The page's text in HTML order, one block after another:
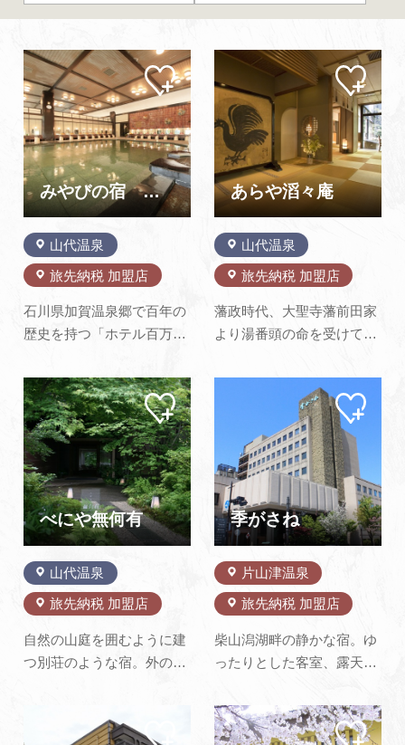
パンフレットダウンロード
よくあるご質問・お問い合わせ
プライバシーポリシー
みやびの宿 加賀百万石
山代温泉
旅先納税 加盟店
石川県加賀温泉郷で百年の
歴史を持つ「ホテル百万
「山代温泉みやびの宿 加
賀百万石」としてリニュー
アルオープンいたしまし
た。壮大なスケールに微妙
な起伏をもつ四季の美しい
純石庭日本庭園。季節に合
わせた地元の食材をふんだ
んに使った美…
マイ
ペー
ジに
追加
あらや滔々庵
山代温泉
旅先納税 加盟店
藩政時代、大聖寺藩前田家
より湯番頭の命を受けて以
数える老舗宿。山代の湯元
ならではの豊富な湯量は一
日540石（約10万Ｌ）を誇
り、大浴場、露天風呂とも
すべて源泉掛け流しでお愉
しみいただけます。閑静な
お部屋は全十八室、伝統が
育んだ美…
マイ
ペー
ジに
追加
べにや無何有
山代温泉
旅先納税 加盟店
自然の山庭を囲むように建
つ別荘のような宿。外の風
ています。客室はわずか16
マイ
ペー
ジに
追加
季がさね
片山津温泉
旅先納税 加盟店
柴山潟湖畔の静かな宿。ゆ
ったりとした客室、露天風
れます。料理長こだわりの
旬の地産食材を中心とした
マイ
ペー
ジに
追加
マイ